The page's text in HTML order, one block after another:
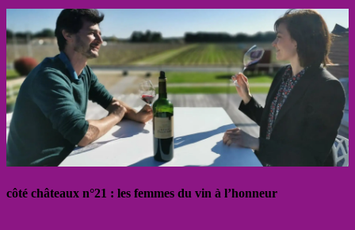
côté châteaux n°21 : les femmes du vin à l’honneur